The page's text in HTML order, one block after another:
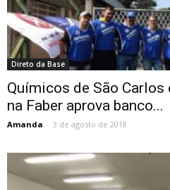
Direto da Base
Químicos de São
na Faber aprova banco...
Amanda - 3 de agosto de 2018